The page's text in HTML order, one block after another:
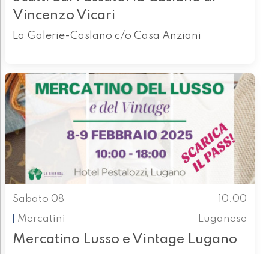
Vincenzo Vicari
La Galerie-Caslano c/o Casa Anziani
Sabato 08
10.00
Mercatini
Luganese
Mercatino Lusso e Vintage Lugano